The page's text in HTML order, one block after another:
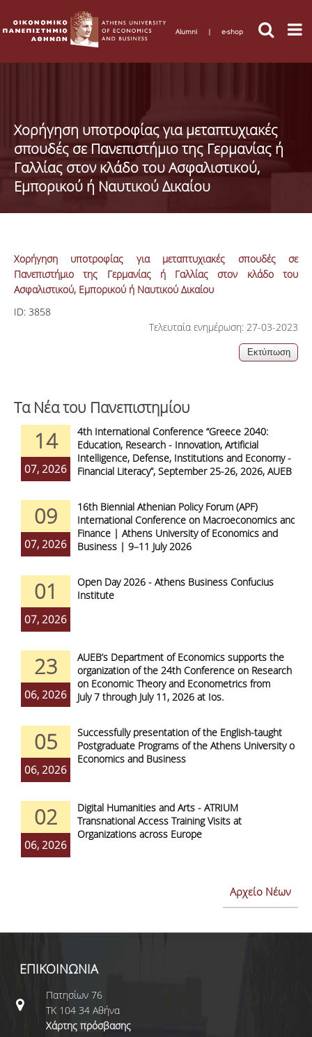
Alumni | e-shop
Χορήγηση υποτροφίας για μεταπτυχιακές
σπουδές σε Πανεπιστήμιο της Γερμανίας ή
Γαλλίας στον κλάδο του Ασφαλιστικού,
Εμπορικού ή Ναυτικού Δικαίου
Χορήγηση υποτροφίας για μεταπτυχιακές σπουδές σε
Πανεπιστήμιο της Γερμανίας ή Γαλλίας στον κλάδο του
Ασφαλιστικού, Εμπορικού ή Ναυτικού Δικαίου
ID: 3858
Τελευταία ενημέρωση: 27-03-2023
Τα Νέα του Πανεπιστημίου
14
07, 2026
4th International Conference “Greece 2040:
Education, Research - Innovation, Artificial
Intelligence, Defense, Institutions and Economy -
Financial Literacy”, September 25-26, 2026, AUEB
09
07, 2026
16th Biennial Athenian Policy Forum (APF)
International Conference on Macroeconomics and
Finance | Athens University of Economics and
Business | 9–11 July 2026
01
07, 2026
Open Day 2026 - Athens Business Confucius
Institute
23
06, 2026
AUEB’s Department of Economics supports the
organization of the 24th Conference on Research
on Economic Theory and Econometrics from
July 7 through July 11, 2026 at Ios.
05
06, 2026
Successfully presentation of the English-taught
Postgraduate Programs of the Athens University of
Economics and Business
02
06, 2026
Digital Humanities and Arts - ATRIUM
Transnational Access Training Visits at
Organizations across Europe
Αρχείο Νέων
ΕΠΙΚΟΙΝΩΝΙΑ
Πατησίων 76
ΤΚ 104 34 Αθήνα
Χάρτης πρόσβασης